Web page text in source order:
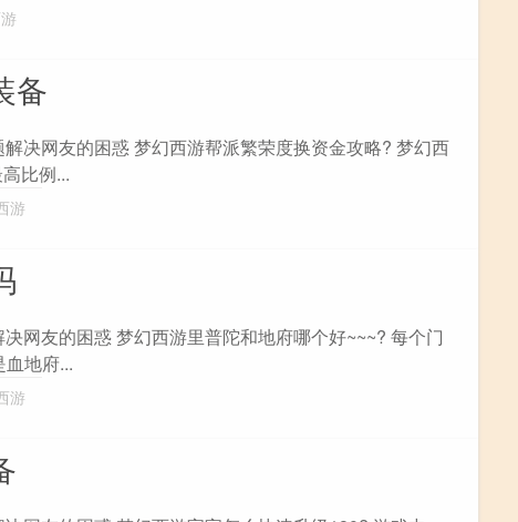
备
决网友的困惑 梦幻西游帮派繁荣度换资金攻略? 梦幻西
比例...
游
网友的困惑 梦幻西游里普陀和地府哪个好~~~? 每个门
地府...
游